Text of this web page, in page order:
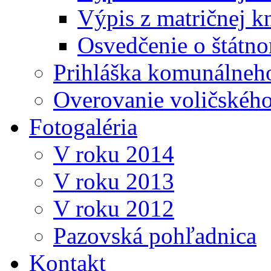
Výpis z matričnej
Osvedčenie o
Prihláška
Overovanie
Fotogaléria
V roku 2014
V roku 2013
V roku 2012
Pazovská pohľadnica
Kontakt